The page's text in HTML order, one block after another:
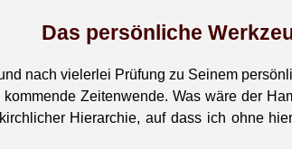
Das persönliche
nach viel­er­lei Prü­fung zu Seinem
Zeit­en­wende. Was wäre der
Hier­ar­chie, auf dass ich ohne